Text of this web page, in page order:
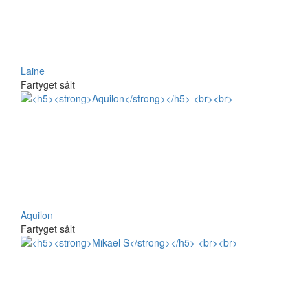
Laine
Fartyget sålt
Aquilon
Fartyget sålt